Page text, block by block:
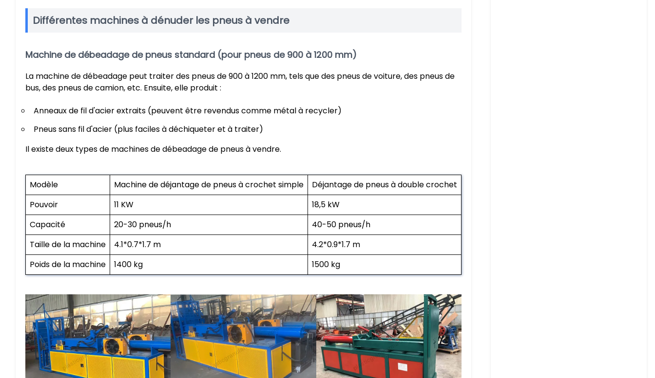
Différentes machines à dénuder les pneus à vendre
Machine de débeadage de pneus standard (pour pneus de 900 à 1200 mm)
La machine de débeadage peut traiter des pneus de 900 à 1200 mm, tels que des pneus de voiture, des pneus de
bus, des pneus de camion, etc. Ensuite, elle produit :
Anneaux de fil d'acier extraits (peuvent être revendus comme métal à recycler)
Pneus sans fil d'acier (plus faciles à déchiqueter et à traiter)
Il existe deux types de machines de débeadage de pneus à vendre.
Modèle Machine de déjantage de pneus à crochet simple
Déjantage de pneus à double crochet
Pouvoir
11 KW
18,5 kW
Capacité
20-30 pneus/h
40-50 pneus/h
Taille de la machine
4.1*0.7*1.7 m
4.2*0.9*1.7 m
Poids de la machine
1400 kg 1500 kg